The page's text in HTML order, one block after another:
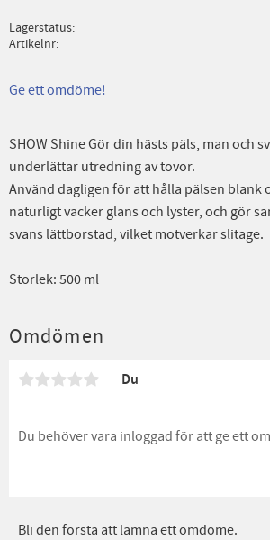
Lagerstatus
Artikelnr
Ge ett omdöme!
SHOW Shine Gör din hästs päls, man och
underlättar utredning av tovor.
Använd dagligen för att hålla pälsen blank
naturligt vacker glans och lyster, och gör
svans lättborstad, vilket motverkar slitage.
Storlek: 500 ml
Omdömen
Du
Bli den första att lämna ett omdöme.